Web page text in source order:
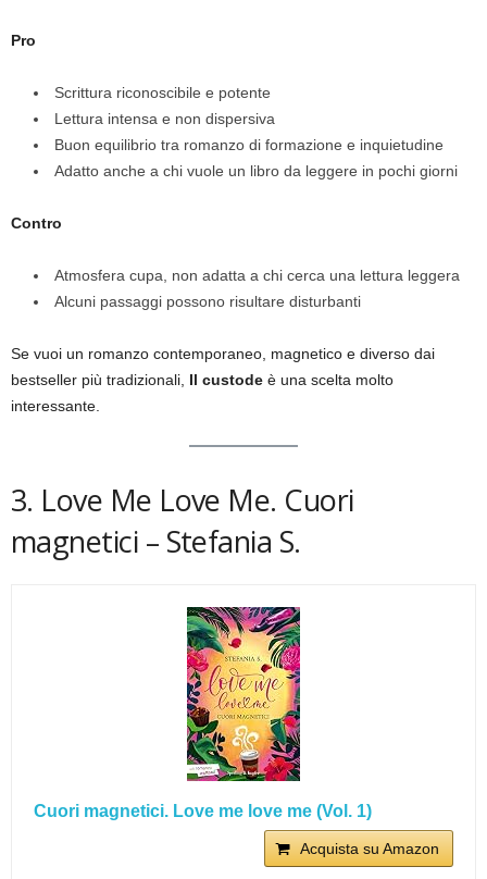
Pro
Scrittura riconoscibile e potente
Lettura intensa e non dispersiva
Buon equilibrio tra romanzo di formazione e inquietudine
Adatto anche a chi vuole un libro da leggere in pochi giorni
Contro
Atmosfera cupa, non adatta a chi cerca una lettura leggera
Alcuni passaggi possono risultare disturbanti
Se vuoi un romanzo contemporaneo, magnetico e diverso dai
bestseller più tradizionali, Il custode è una scelta molto
interessante.
3. Love Me Love Me. Cuori
magnetici – Stefania S.
Cuori magnetici. Love me love me (Vol. 1)
Acquista su Amazon